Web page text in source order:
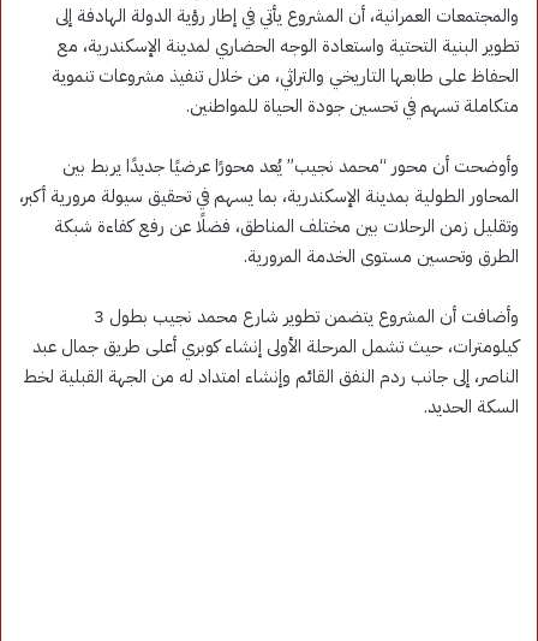
والمجتمعات العمرانية، أن المشروع يأتي في إطار رؤية الدولة الهادفة إلى
تطوير البنية التحتية واستعادة الوجه الحضاري لمدينة الإسكندرية، مع
الحفاظ على طابعها التاريخي والتراثي، من خلال تنفيذ مشروعات تنموية
متكاملة تسهم في تحسين جودة الحياة للمواطنين.
وأوضحت أن محور “محمد نجيب” يُعد محورًا عرضيًا جديدًا يربط بين
المحاور الطولية بمدينة الإسكندرية، بما يسهم في تحقيق سيولة مرورية أكبر،
وتقليل زمن الرحلات بين مختلف المناطق، فضلًا عن رفع كفاءة شبكة
الطرق وتحسين مستوى الخدمة المرورية.
وأضافت أن المشروع يتضمن تطوير شارع محمد نجيب بطول 3
كيلومترات، حيث تشمل المرحلة الأولى إنشاء كوبري أعلى طريق جمال عبد
الناصر، إلى جانب ردم النفق القائم وإنشاء امتداد له من الجهة القبلية لخط
السكة الحديد.